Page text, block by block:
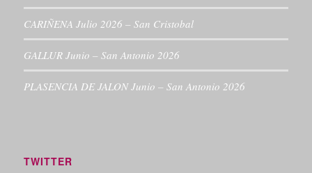
CARIÑENA Julio 2026 – San Cristobal
GALLUR Junio – San Antonio 2026
PLASENCIA DE JALON Junio – San Antonio 2026
TWITTER